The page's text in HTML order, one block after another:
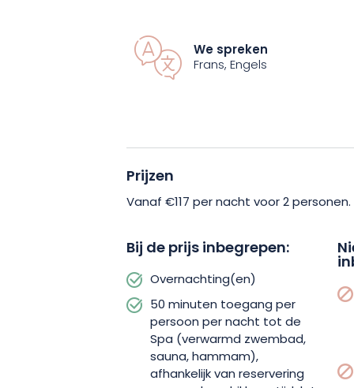
de 19e eeuw, uitgebreid in de jaren
jaren 90 en in 2024, biedt Best
nu comfortabele kamers – allemaal
Tijdens je verblijf heb je 50 minuten
de Spa met verwarmd zwembad,
een welverdiend moment van
delen in de wintertuin, de Bar Lounge
verdieping met uitzicht over de
De volgende ochtend word je wakker
ontbijtbuffet.
We spreken
Frans, Engels
Prijzen
Vanaf €117 per nacht voor 2 personen.
Bij de prijs inbegrepen:
Overnachting(en)
50 minuten toegang per
persoon per nacht tot de
Spa (verwarmd zwembad,
sauna, hammam),
afhankelijk van reservering